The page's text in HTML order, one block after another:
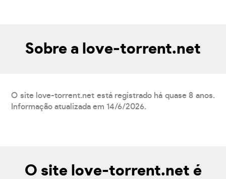
Sobre a love-torrent.net
O site love-torrent.net está registrado há quase 8 anos.
Informação atualizada em 14/6/2026.
O site love-torrent.net é